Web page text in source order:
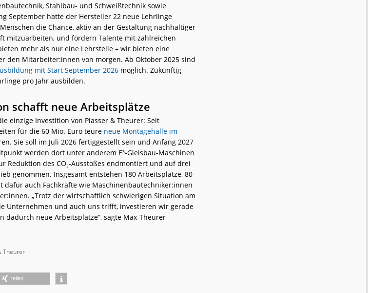
Stahlbau- und Schweißtechnik sowie
September hatte der Hersteller 22 neue Lehrlinge
die Chance, aktiv an der Gestaltung nachhaltiger
mitzuarbeiten, und fördern Talente mit zahlreichen
mehr als nur eine Lehrstelle – wir bieten eine
den Mitarbeiter:innen von morgen. Ab Oktober 2025 sind
mit Start September 2026 möglich. Zukünftig
pro Jahr ausbilden.
schafft neue Arbeitsplätze
einzige Investition von Plasser & Theurer: Seit
für die 60 Mio. Euro teure neue Montagehalle im
Sie soll im Juli 2026 fertiggestellt sein und Anfang 2027
werden dort unter anderem E³-Gleisbau-Maschinen
Reduktion des CO₂-Ausstoßes endmontiert und auf drei
genommen. Insgesamt entstehen 180 Arbeitsplätze, 80
dafür auch Fachkräfte wie Maschinenbautechniker:innen
„Trotz der wirtschaftlich schwierigen Situation am
Unternehmen und auch uns trifft, investieren wir gerade
dadurch neue Arbeitsplätze“, sagte Max-Theurer
Theurer
teilen